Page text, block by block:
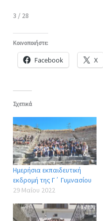
3 / 28
Κοινοποιήστε:
Facebook X
Σχετικά
Ημερήσια εκπαιδευτική
εκδρομή της Γ΄ Γυμνασίου
29 Μαΐου 2022